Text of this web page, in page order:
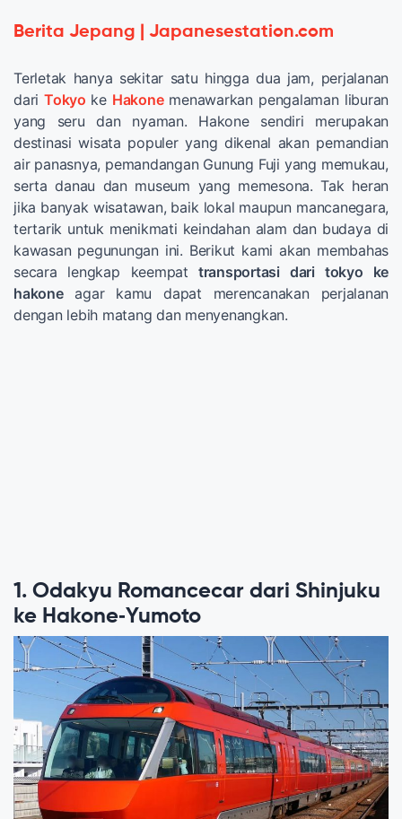
Berita Jepang | Japanesestation.com
Terletak hanya sekitar satu hingga dua jam, perjalanan
dariTokyo ke Hakonemenawarkan pengalaman liburan
yang seru dan nyaman. Hakone sendiri merupakan
destinasi wisata populer yang dikenal akan pemandian
air panasnya, pemandangan Gunung Fuji yang memukau,
serta danau dan museum yang memesona. Tak heran
jika banyak wisatawan, baik lokal maupun mancanegara,
tertarik untuk menikmati keindahan alam dan budaya di
kawasan pegunungan ini. Berikut kami akan membahas
secara lengkap keempat transportasi dari tokyo ke
hakoneagar kamu dapat merencanakan perjalanan
dengan lebih matang dan menyenangkan.
1. Odakyu Romancecar dari Shinjuku
ke Hakone‑Yumoto